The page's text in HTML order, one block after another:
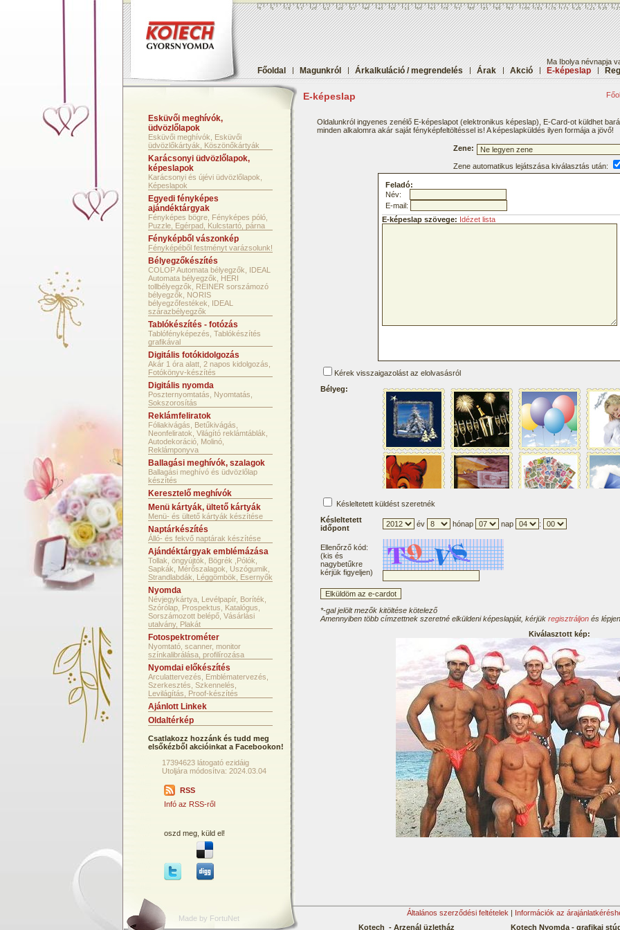
Ma Ibolya névnapja
Főoldal | Magunkról | Árkalkuláció / megrendelés | Árak | Akció | E-képeslap |
E-képeslap
Esküvői meghívók,
üdvözlőlapok
Esküvői meghívók, Esküvői
üdvözlőkártyák, Köszönőkártyák
Karácsonyi üdvözlőlapok,
képeslapok
Karácsonyi és újévi üdvözlőlapok,
Képeslapok
Egyedi fényképes
ajándéktárgyak
Fényképes bögre, Fényképes póló,
Puzzle, Egérpad, Kulcstartó, párna
Fényképből vászonkép
Fényképéből festményt varázsolunk!
Bélyegzőkészítés
COLOP Automata bélyegzők, IDEAL
Automata bélyegzők, HERI
tollbélyegzők, REINER sorszámozó
bélyegzők, NORIS
bélyegzőfestékek, IDEAL
szárazbélyegzők
Tablókészítés - fotózás
Tablófényképezés, Tablókészítés
grafikával
Digitális fotókidolgozás
Akár 1 óra alatt, 2 napos kidolgozás,
Fotókönyv-készítés
Digitális nyomda
Poszternyomtatás, Nyomtatás,
Sokszorosítás
Reklámfeliratok
Fóliakivágás, Betűkivágás,
Neonfeliratok, Világító reklámtáblák,
Autodekoráció, Molinó,
Reklámponyva
Ballagási meghívók, szalagok
Ballagási meghívó és üdvözlőlap
készítés
Keresztelő meghívók
Menü kártyák, ültető kártyák
Menü- és ültető kártyák készítése
Naptárkészítés
Álló- és fekvő naptárak készítése
Ajándéktárgyak emblémázása
Tollak, öngyújtók, Bögrék ,Pólók,
Sapkák, Mérőszalagok, Uszógumik,
Strandlabdák, Léggömbök, Esernyők
Nyomda
Névjegykártya, Levélpapír, Boríték,
Szórólap, Prospektus, Katalógus,
Sorszámozott belépő, Vásárlási
utalvány, Plakát
Fotospektrométer
Nyomtató, scanner, monitor
színkalibrálása, profilírozása
Nyomdai előkészítés
Arculattervezés, Emblématervezés,
Szerkesztés, Szkennelés,
Levilágítás, Proof-készítés
Ajánlott Linkek
Oldaltérkép
Csatlakozz hozzánk és tudd meg
elsőkézből akcióinkat a Facebookon!
17394623 látogató ezidáig
Utoljára módosítva: 2024.03.04
RSS
Infó az RSS-ről
oszd meg, küld el!
Oldalunkról ingyenes zenélő E-képeslapot (elektronikus képeslap), E-Card-ot küldhet
minden alkalomra akár saját fényképfeltöltéssel is! A képeslapküldés ilyen formája a jövő!
Zene:
Zene automatikus lejátszása kiválasztás után:
Feladó:
Név:
E-mail:
E-képeslap szövege: Idézet lista
Kérek visszaigazolást az elolvasásról
Bélyeg:
Késleltetett küldést szeretnék
Késleltetett
időpont
év hónap nap :
Ellenőrző kód:
(kis és
nagybetűkre
kérjük figyeljen)
*-gal jelölt mezők kitöltése kötelező
Amennyiben több címzettnek szeretné elküldeni képeslapját, kérjük regisztráljon és
Kiválasztott kép:
Made by FortuNet
Általános szerződési feltételek | Információk az
Kotech - Arzenál üzletház
Kotech Nyomda - grafikai